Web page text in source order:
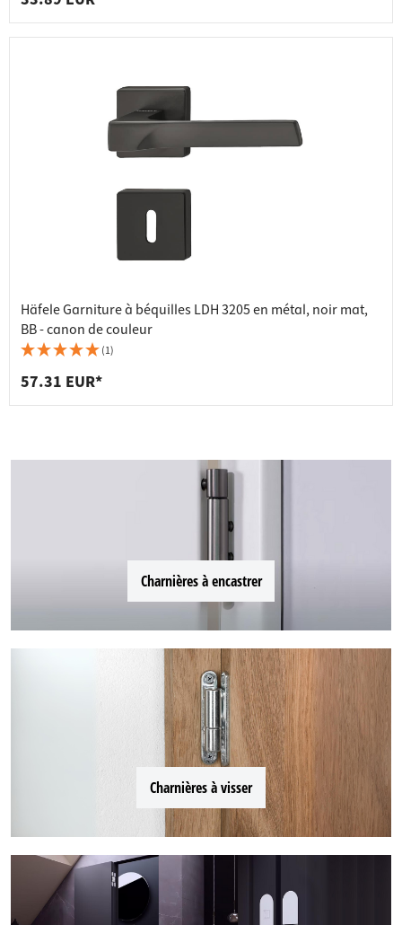
Häfele Garniture à béquilles LDH 3205 en métal, noir mat,
BB - canon de couleur
(1)
57.31 EUR*
Charnières à encastrer
Charnières à visser